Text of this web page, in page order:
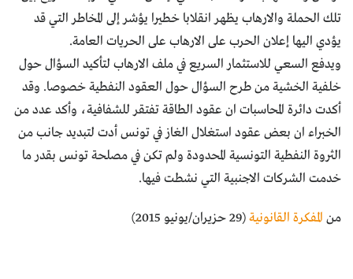
تلك الحملة والارهاب يظهر انقلابا خطيرا يؤشر إلى المخاطر التي قد
يؤدي اليها إعلان الحرب على الارهاب على الحريات العامة.
ويدفع السعي للاستثمار السريع في ملف الارهاب لتأكيد السؤال حول
خلفية الخشية من طرح السؤال حول العقود النفطية خصوصا. وقد
أكدت دائرة المحاسبات ان عقود الطاقة تفتقر للشفافية، وأكد عدد من
الخبراء ان بعض عقود استغلال الغاز في تونس أدت لتبديد جانب من
الثروة النفطية التونسية المحدودة ولم تكن في مصلحة تونس بقدر ما
خدمت الشركات الاجنبية التي نشطت فيها.
من المفكرة القانونية(29 حزيران/يونيو 2015)